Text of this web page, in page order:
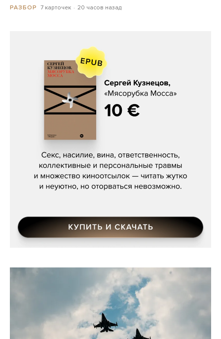
РАЗБОР 7 карточек 20 часов назад
Сергей Кузнецов, «Мясорубка